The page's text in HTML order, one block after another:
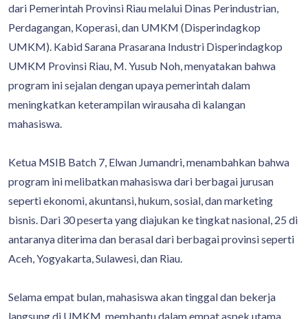
dari Pemerintah Provinsi Riau melalui Dinas Perindustrian,
Perdagangan, Koperasi, dan UMKM (Disperindagkop
UMKM). Kabid Sarana Prasarana Industri Disperindagkop
UMKM Provinsi Riau, M. Yusub Noh, menyatakan bahwa
program ini sejalan dengan upaya pemerintah dalam
meningkatkan keterampilan wirausaha di kalangan
mahasiswa.
Ketua MSIB Batch 7, Elwan Jumandri, menambahkan bahwa
program ini melibatkan mahasiswa dari berbagai jurusan
seperti ekonomi, akuntansi, hukum, sosial, dan marketing
bisnis. Dari 30 peserta yang diajukan ke tingkat nasional, 25 di
antaranya diterima dan berasal dari berbagai provinsi seperti
Aceh, Yogyakarta, Sulawesi, dan Riau.
Selama empat bulan, mahasiswa akan tinggal dan bekerja
langsung di UMKM, membantu dalam empat aspek utama,